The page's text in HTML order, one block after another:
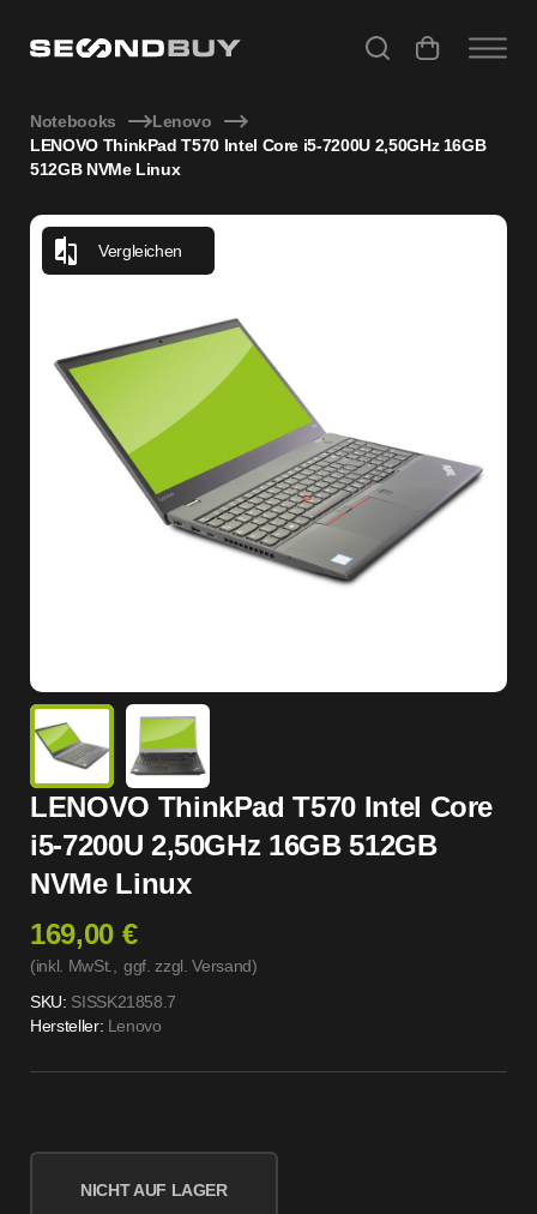
Notebooks
Lenovo
LENOVO ThinkPad T570 Intel Core i5-7200U 2,50GHz 16GB
512GB NVMe Linux
Vergleichen
LENOVO ThinkPad T570 Intel Core
i5-7200U 2,50GHz 16GB 512GB
NVMe Linux
169,00 €
(inkl. MwSt., ggf. zzgl. Versand)
SKU: SISSK21858.7
Hersteller: Lenovo
NICHT AUF LAGER